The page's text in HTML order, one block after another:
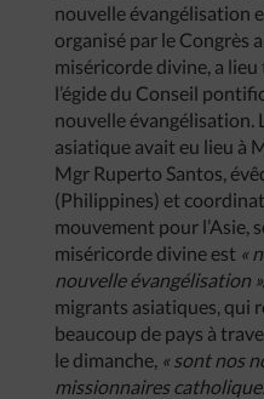
nouvelle évangélisation
organisé par le Congrès
miséricorde divine, a
l’égide du Conseil
nouvelle évangélisation.
asiatique avait eu lieu à
Mgr Ruperto Santos,
(Philippines) et
mouvement pour l’Asie,
miséricorde divine est «
nouvelle évangélisation ».
migrants asiatiques, qui
beaucoup de pays à
le dimanche, « sont nos
missionnaires